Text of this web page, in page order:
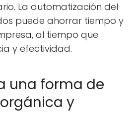
La automatización del
puede ahorrar tiempo y
al tiempo que
y efectividad.
una forma de
y